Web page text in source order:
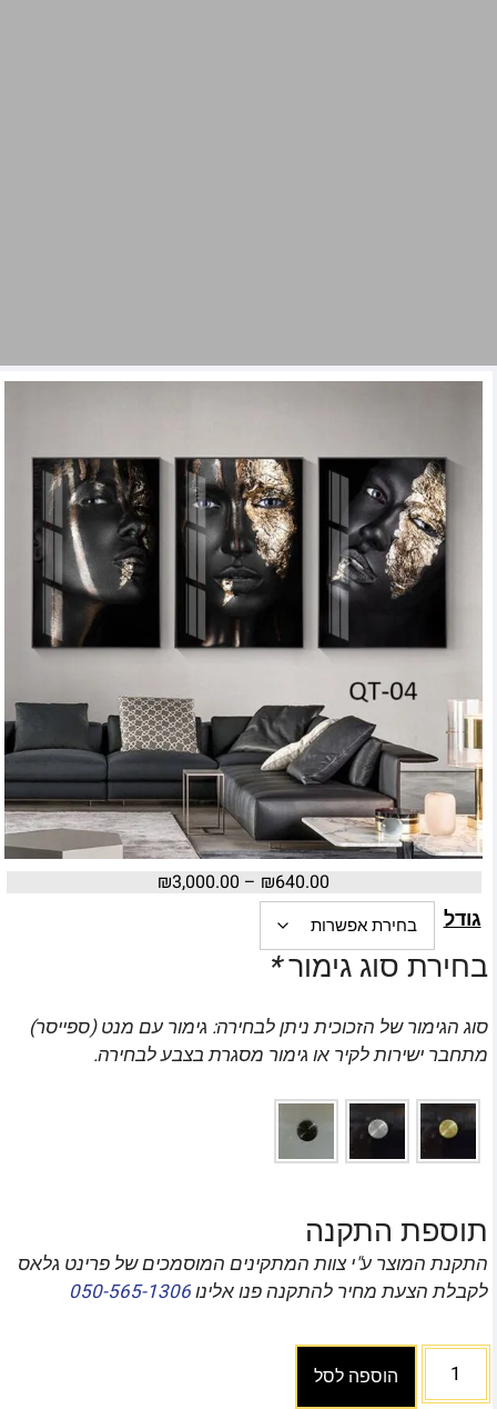
₪640.00
–
₪3,000.00
גודל
בחירת סוג גימור*
סוג הגימור של הזכוכית ניתן לבחירה: גימור עם מנט (ספייסר)
מתחבר ישירות לקיר או גימור מסגרת בצבע לבחירה.
תוספת התקנה
התקנת המוצר ע"י צוות המתקינים המוסמכים של פרינט גלאס
לקבלת הצעת מחיר להתקנה פנו אלינו050-565-1306
הוספה לסל